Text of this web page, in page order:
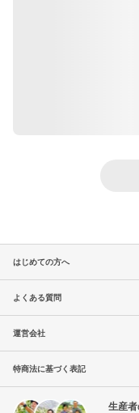
はじめての方へ
よくある質問
運営会社
特商法に基づく表記
生産